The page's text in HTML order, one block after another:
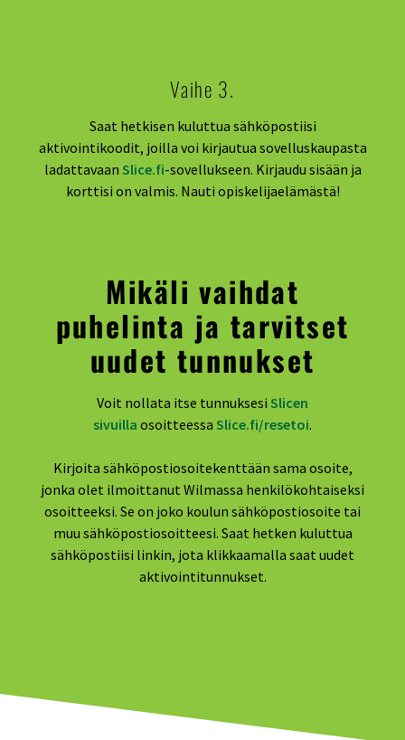
Vaihe 3.
Saat hetkisen kuluttua sähköpostiisi
aktivointikoodit, joilla voi kirjautua sovelluskaupasta
ladattavaan Slice.fi-sovellukseen. Kirjaudu sisään ja
korttisi on valmis. Nauti opiskelijaelämästä!
Mikäli vaihdat
puhelinta ja tarvitset
uudet tunnukset
Voit nollata itse tunnuksesi Slicen
sivuilla osoitteessa Slice.fi/resetoi.
Kirjoita sähköpostiosoitekenttään sama osoite,
jonka olet ilmoittanut Wilmassa henkilökohtaiseksi
osoitteeksi. Se on joko koulun sähköpostiosoite tai
muu sähköpostiosoitteesi. Saat hetken kuluttua
sähköpostiisi linkin, jota klikkaamalla saat uudet
aktivointitunnukset.